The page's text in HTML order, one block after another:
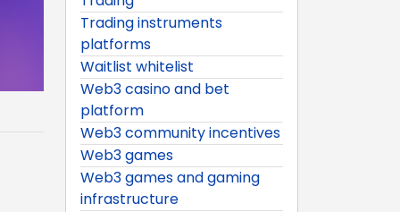
Trading instruments
platforms
Waitlist whitelist
Web3 casino and bet
platform
Web3 community incentives
Web3 games
Web3 games and gaming
infrastructure